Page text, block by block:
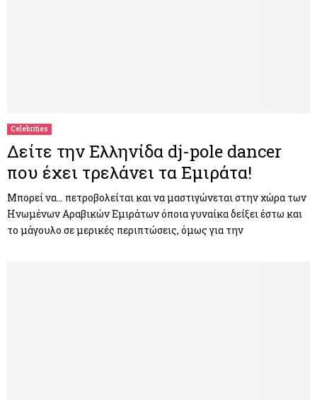
Celebrities
Δείτε την Ελληνίδα dj-pole dancer
που έχει τρελάνει τα Εμιράτα!
Μπορεί να… πετροβολείται και να μαστιγώνεται στην χώρα των
Ηνωμένων Αραβικών Εμιράτων όποια γυναίκα δείξει έστω και
το μάγουλο σε μερικές περιπτώσεις, όμως για την